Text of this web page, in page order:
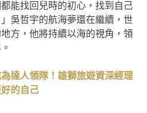
能找回兒時的初心，找到自己
吳哲宇的航海夢還在繼續，世
方，他將持續以海的視角，領
達人領隊！雄獅旅遊資深經理
的自己